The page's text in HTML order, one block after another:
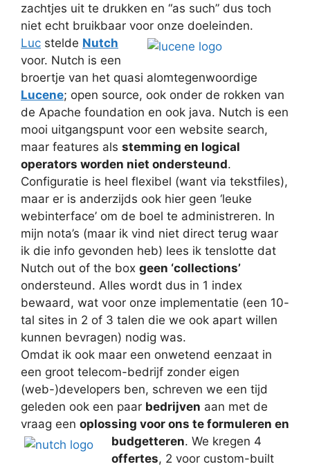
zachtjes uit te drukken en “as such” dus toch
niet echt bruikbaar voor onze doeleinden.
Luc stelde Nutch
voor. Nutch is een
broertje van het quasi alomtegenwoordige
Lucene; open source, ook onder de rokken van
de Apache foundation en ook java. Nutch is een
mooi uitgangspunt voor een website search,
maar features als stemming en logical
operators worden niet ondersteund.
Configuratie is heel flexibel (want via tekstfiles),
maar er is anderzijds ook hier geen ‘leuke
webinterface’ om de boel te administreren. In
mijn nota’s (maar ik vind niet direct terug waar
ik die info gevonden heb) lees ik tenslotte dat
Nutch out of the box geen ‘collections’
ondersteund. Alles wordt dus in 1 index
bewaard, wat voor onze implementatie (een 10-
tal sites in 2 of 3 talen die we ook apart willen
kunnen bevragen) nodig was.
Omdat ik ook maar een onwetend eenzaat in
een groot telecom-bedrijf zonder eigen
(web-)developers ben, schreven we een tijd
geleden ook een paar bedrijven aan met de
vraag een oplossing voor ons te formuleren en
budgetteren. We kregen 4
offertes, 2 voor custom-built